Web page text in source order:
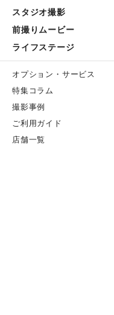
スタジオ撮影
前撮りムービー
ライフステージ
オプション・サービス
特集コラム
撮影事例
ご利用ガイド
店舗一覧